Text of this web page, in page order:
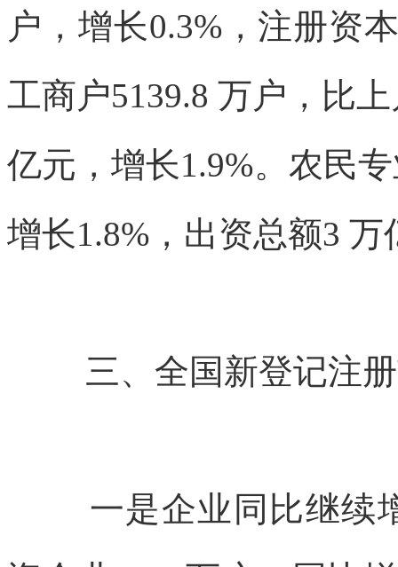
户，增长0.3%，注册资
工商户5139.8 万户，比
亿元，增长1.9%。 农民
增长1.8%，出资总额3 万
三、全国新登记注
一是企业同比继续